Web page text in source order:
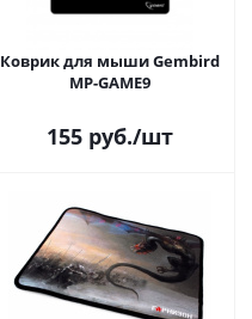
Коврик для мыши Gembird
MP-GAME9
155 руб./шт